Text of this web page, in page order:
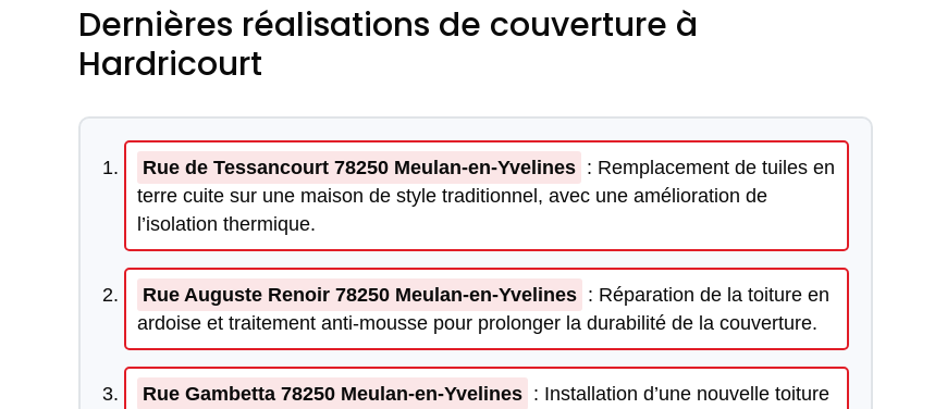
Dernières réalisations de couverture à
Hardricourt
Rue de Tessancourt 78250 Meulan-en-Yvelines : Remplacement de tuiles en
terre cuite sur une maison de style traditionnel, avec une amélioration de
l’isolation thermique.
Rue Auguste Renoir 78250 Meulan-en-Yvelines : Réparation de la toiture en
ardoise et traitement anti-mousse pour prolonger la durabilité de la couverture.
Rue Gambetta 78250 Meulan-en-Yvelines : Installation d’une nouvelle toiture